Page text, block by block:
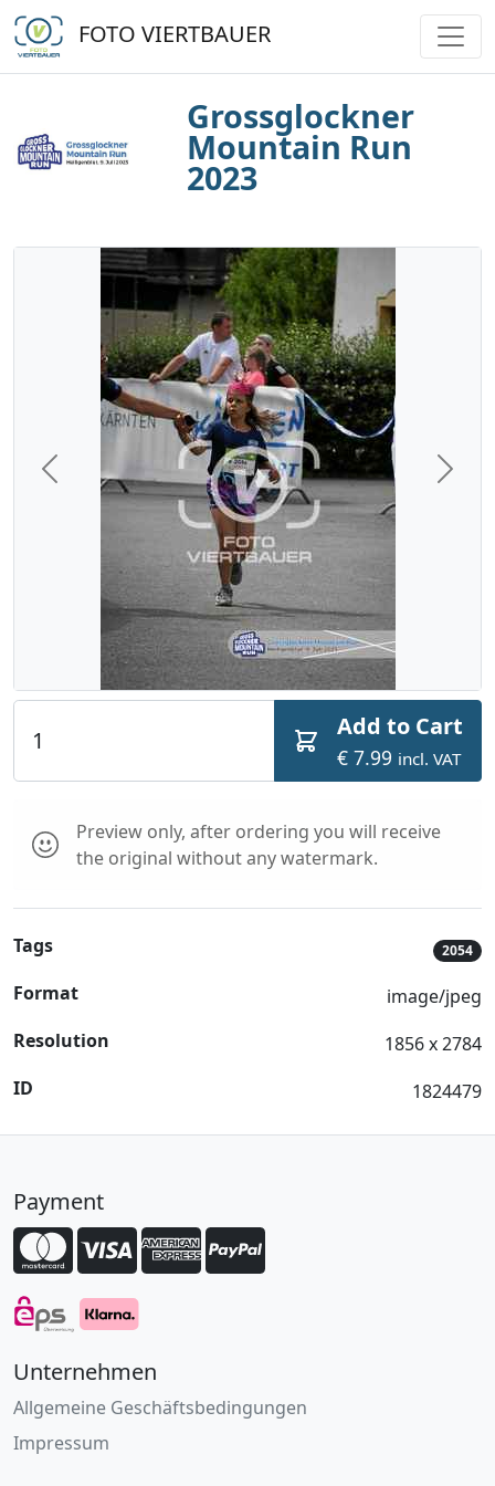
FOTO VIERTBAUER
Grossglockner
Mountain Run
2023
Previous Next
Add to Cart
€ 7.99 incl. VAT
Preview only, after ordering you will receive
the original without any watermark.
Tags 2054
Format
image/jpeg
Resolution
1856 x 2784
ID
1824479
Payment
Unternehmen
Allgemeine Geschäftsbedingungen
Impressum